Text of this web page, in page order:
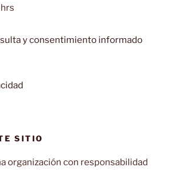
y consentimiento informado
SITIO
organización con responsabilidad